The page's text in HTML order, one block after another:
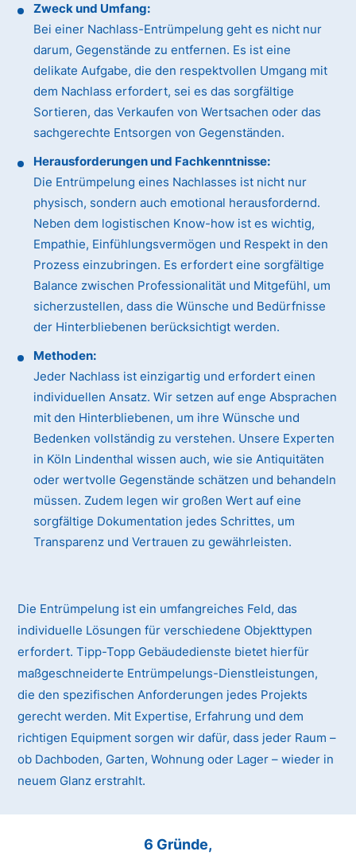
Zweck und Umfang:
Bei einer Nachlass-Entrümpelung geht es nicht nur
darum, Gegenstände zu entfernen. Es ist eine
delikate Aufgabe, die den respektvollen Umgang mit
dem Nachlass erfordert, sei es das sorgfältige
Sortieren, das Verkaufen von Wertsachen oder das
sachgerechte Entsorgen von Gegenständen.
Herausforderungen und Fachkenntnisse:
Die Entrümpelung eines Nachlasses ist nicht nur
physisch, sondern auch emotional herausfordernd.
Neben dem logistischen Know-how ist es wichtig,
Empathie, Einfühlungsvermögen und Respekt in den
Prozess einzubringen. Es erfordert eine sorgfältige
Balance zwischen Professionalität und Mitgefühl, um
sicherzustellen, dass die Wünsche und Bedürfnisse
der Hinterbliebenen berücksichtigt werden.
Methoden:
Jeder Nachlass ist einzigartig und erfordert einen
individuellen Ansatz. Wir setzen auf enge Absprachen
mit den Hinterbliebenen, um ihre Wünsche und
Bedenken vollständig zu verstehen. Unsere Experten
in Köln Lindenthal wissen auch, wie sie Antiquitäten
oder wertvolle Gegenstände schätzen und behandeln
müssen. Zudem legen wir großen Wert auf eine
sorgfältige Dokumentation jedes Schrittes, um
Transparenz und Vertrauen zu gewährleisten.
Die Entrümpelung ist ein umfangreiches Feld, das
individuelle Lösungen für verschiedene Objekttypen
erfordert. Tipp-Topp Gebäudedienste bietet hierfür
maßgeschneiderte Entrümpelungs-Dienstleistungen,
die den spezifischen Anforderungen jedes Projekts
gerecht werden. Mit Expertise, Erfahrung und dem
richtigen Equipment sorgen wir dafür, dass jeder Raum –
ob Dachboden, Garten, Wohnung oder Lager – wieder in
neuem Glanz erstrahlt.
6 Gründe,